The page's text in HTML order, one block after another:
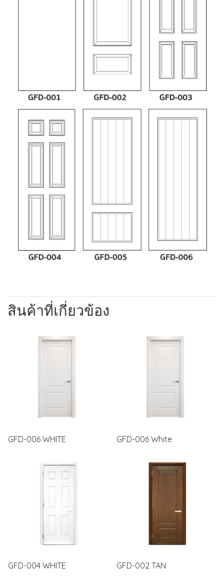
สินค้าที่เกี่ยวข้อง
GFD-006 WHITE GFD-006 White
GFD-004 WHITE GFD-002 TAN